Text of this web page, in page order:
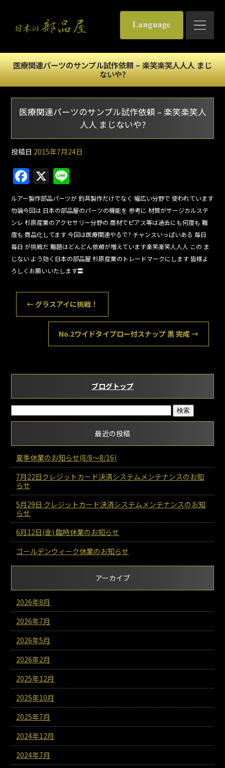
医療関連パーツのサンプル試作依頼 – 楽笑楽笑人人人 まじ
ないや?
医療関連パーツのサンプル試作依頼 – 楽笑楽笑人
人人 まじないや?
投稿日 2015年7月24日
F
a
c
e
b
o
o
k
X
n
e
ルアー製作部品パーツが 釣具製作だけでなく 幅広い分野で 使われています
勿論今回は 日本の部品屋のパーツの機能を 参考に 材質がサージカルステ
ンレ 杉原産業のアクセサリー分野の 商材でピアス等は過去にも何度も 難
度も 商品化してます 今回は医療関連やるで? チャンスいっぱいある 毎日
毎日 が挑戦だ 難題はどんどん依頼が増えています楽笑楽笑人人人 この ま
じない よう効く日本の部品屋 杉原産業のトレードマークにします 皆様よ
ろしくお願いいたします〓
←グラスアイに挑戦！
No.2ワイドタイプロー付スナップ 黒 完成→
ブログトップ
最近の投稿
夏季休業のお知らせ(8/8～8/16)
7月22日クレジットカード決済システムメンテナンスのお知
らせ
5月29日 クレジットカード決済システムメンテナンスのお知
らせ
6月12日(金) 臨時休業のお知らせ
ゴールデンウィーク休業のお知らせ
アーカイブ
2026年8月
2026年7月
2026年5月
2026年2月
2025年12月
2025年10月
2025年7月
2024年12月
2024年7月